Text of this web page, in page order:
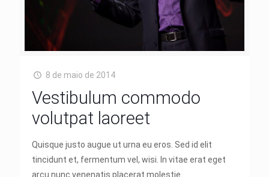
8 de maio de 2014
Vestibulum commodo
volutpat laoreet
Quisque justo augue ut urna eu eros. Sed id elit
tincidunt et, fermentum vel, wisi. In vitae erat eget
arcu nunc venenatis placerat molestie.